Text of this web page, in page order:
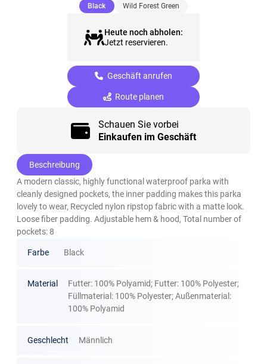
Black(ausgewählt)
Wild Forest Green
Heute noch abholen:
Jetzt reservieren.
Geschäft anrufen
Route planen
Schauen Sie vorbei
Einkaufen im Geschäft
Beschreibung
A modern classic, highly functional waterproof parka with
cleanly designed pockets, the inner padding makes this parka
lovely to wear, Recycled nylon ripstop fabric with a matte look.
Loose fiber padding. Adjustable hem & hood, Total number of
pockets: 8
Farbe Black
Material
Futter: 100% Polyamid; Futter: 100% Polyester;
Füllmaterial: 100% Polyester; Außenmaterial:
100% Polyamid
Geschlecht Männlich